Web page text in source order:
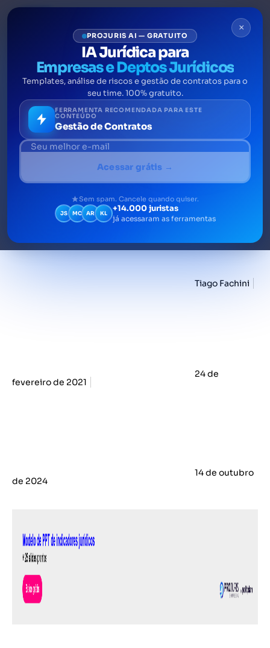
Agronegócio no Brasil:
desafios e novas tecnologias
O agronegócio é o conjunto de atividades
produtivas que envolvem o setor de
agricultura e pecuária.
Tiago Fachini
24 de
fevereiro de 2021
14 de outubro
de 2024
×
PROJURIS AI — GRATUITO
IA Jurídica para
Empresas e Deptos Jurídicos
Templates, análise de riscos e gestão de contratos para o
seu time. 100% gratuito.
FERRAMENTA RECOMENDADA PARA ESTE
CONTEÚDO
Gestão de Contratos
Acessar grátis →
Sem spam. Cancele quando quiser.
JS MC AR KL +14.000 juristas
já acessaram as ferramentas